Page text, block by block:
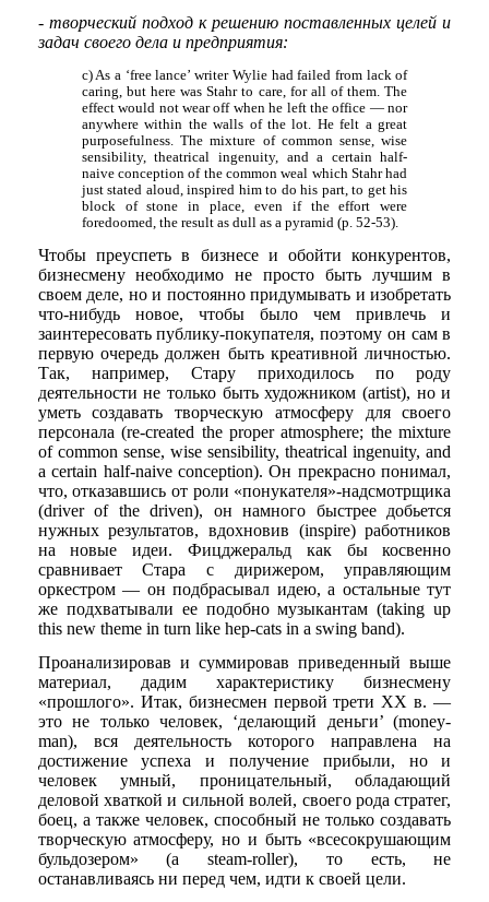
- творческий подход к решению поставленных целей и
задач своего дела и предприятия:
c) As a ‘free lance’ writer Wylie had failed from lack of
caring, but here was Stahr to care, for all of them. The
effect would not wear off when he left the office — nor
anywhere within the walls of the lot. He felt a great
purposefulness. The mixture of common sense, wise
sensibility, theatrical ingenuity, and a certain half-
naive conception of the common weal which Stahr had
just stated aloud, inspired him to do his part, to get his
block of stone in place, even if the effort were
foredoomed, the result as dull as a pyramid (p. 52-53).
Чтобы преуспеть в бизнесе и обойти конкурентов,
бизнесмену необходимо не просто быть лучшим в
своем деле, но и постоянно придумывать и изобретать
что-нибудь новое, чтобы было чем привлечь и
заинтересовать публику-покупателя, поэтому он сам в
первую очередь должен быть креативной личностью.
Так, например, Стару приходилось по роду
деятельности не только быть художником (artist), но и
уметь создавать творческую атмосферу для своего
персонала (re-created the proper atmosphere; the mixture
of common sense, wise sensibility, theatrical ingenuity, and
a certain half-naive conception). Он прекрасно понимал,
что, отказавшись от роли «понукателя»-надсмотрщика
(driver of the driven), он намного быстрее добьется
нужных результатов, вдохновив (inspire) работников
на новые идеи. Фицджеральд как бы косвенно
сравнивает Стара с дирижером, управляющим
оркестром — он подбрасывал идею, а остальные тут
же подхватывали ее подобно музыкантам (taking up
this new theme in turn like hep-cats in a swing band).
Проанализировав и суммировав приведенный выше
материал, дадим характеристику бизнесмену
«прошлого». Итак, бизнесмен первой трети ХХ в. —
это не только человек, ‘делающий деньги’ (money-
man), вся деятельность которого направлена на
достижение успеха и получение прибыли, но и
человек умный, проницательный, обладающий
деловой хваткой и сильной волей, своего рода стратег,
боец, а также человек, способный не только создавать
творческую атмосферу, но и быть «всесокрушающим
бульдозером» (a steam-roller), то есть, не
останавливаясь ни перед чем, идти к своей цели.